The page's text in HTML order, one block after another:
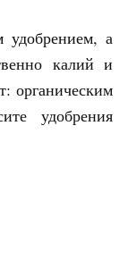
удобрением, а
калий и
органическим
удобрения